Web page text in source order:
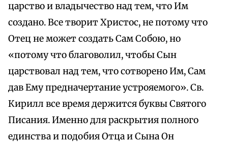
царство и владычество над тем, что Им
создано. Все творит Христос, не потому что
Отец не может создать Сам Собою, но
«потому что благоволил, чтобы Сын
царствовал над тем, что сотворено Им, Сам
дав Ему предначертание устрояемого». Св.
Кирилл все время держится буквы Святого
Писания. Именно для раскрытия полного
единства и подобия Отца и Сына Он